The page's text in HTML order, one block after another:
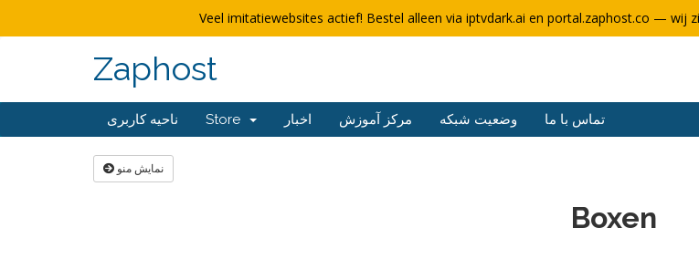
Veel imitatiewebsites actief! Bestel alleen via iptvdark.ai en portal.zaphost.co — wij
Zaphost
ناحیه کاربری Store اخبار مرکز آموزش وضعیت شبکه تماس با ما
نمایش منو
Boxen